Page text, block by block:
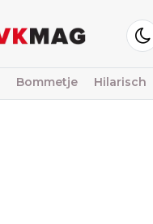
Bommetje Hilarisch